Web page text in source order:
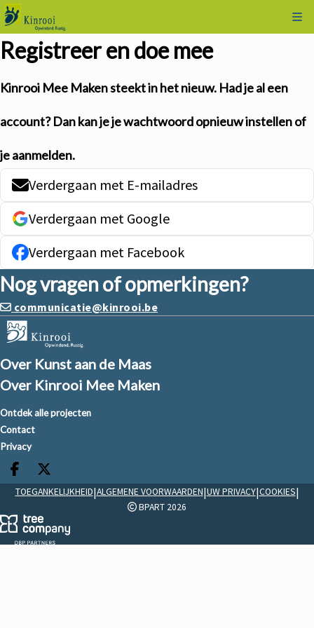
Registreer en doe mee
Kinrooi Mee Maken steekt in het nieuw. Had je al een
account? Dan kan je je wachtwoordopnieuw instellenof
je aanmelden.
Verdergaan met E-mailadres
Verdergaan met Google
Verdergaan met Facebook
Nog vragen of opmerkingen?
communicatie@kinrooi.be
Over Kunst aan de Maas
Over Kinrooi Mee Maken
Ontdek alle projecten
Contact
Privacy
Deel op facebook
Deel op X
TOEGANKELIJKHEID|ALGEMENE VOORWAARDEN|UW PRIVACY|COOKIES|
BPART 2026